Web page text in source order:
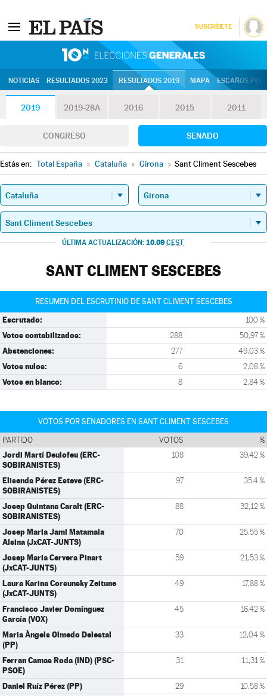
SUSCRÍBETE
NOTICIAS RESULTADOS 2023 RESULTADOS 2019 MAPA ESCAÑOS
2019 2019-28A 2016 2015 2011
CONGRESO SENADO
Estás en: Total España » Cataluña » Girona » Sant Climent Sescebes
ÚLTIMA ACTUALIZACIÓN: 10.09 CEST
SANT CLIMENT SESCEBES
RESUMEN DEL ESCRUTINIO DE SANT CLIMENT SESCEBES
Escrutado: 100 %
Votos contabilizados: 288 50,97 %
Abstenciones: 277 49,03 %
Votos nulos: 6 2,08 %
Votos en blanco: 8 2,84 %
VOTOS POR SENADORES EN SANT CLIMENT SESCEBES
PARTIDO VOTOS %
Jordi Martí Deulofeu (ERC-
SOBIRANISTES)
108 39,42 %
Elisenda Pérez Esteve (ERC-
SOBIRANISTES)
97 35,4 %
Josep Quintana Caralt (ERC-
SOBIRANISTES)
88 32,12 %
Josep Maria Jami Matamala
Alsina (JxCAT-JUNTS)
70 25,55 %
Josep Maria Cervera Pinart
(JxCAT-JUNTS)
59 21,53 %
Laura Karina Corsunsky Zeitune
(JxCAT-JUNTS)
49 17,88 %
Francisco Javier Domínguez
García (VOX)
45 16,42 %
Maria Àngels Olmedo Delestal
(PP)
33 12,04 %
Ferran Camas Roda (IND) (PSC-
PSOE)
31 11,31 %
Daniel Ruíz Pérez (PP) 29 10,58 %